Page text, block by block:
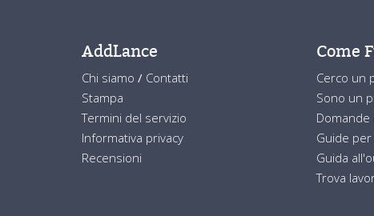
AddLance
Chi siamo / Contatti
Stampa
Termini del servizio
Informativa privacy
Recensioni
Come
Cerco un
Sono un
Guide
Guida
Trova